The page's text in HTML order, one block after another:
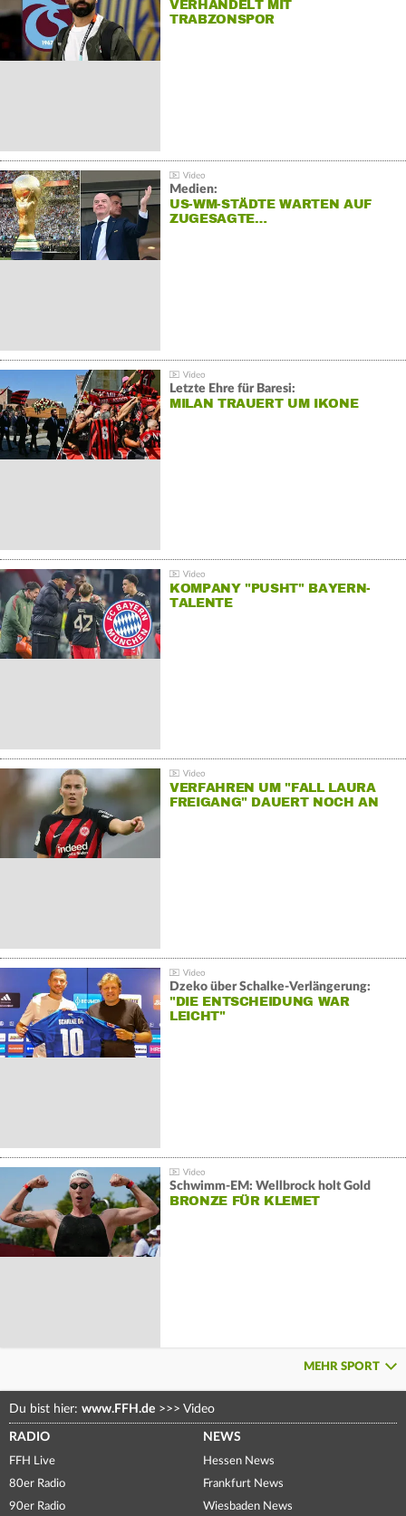
VERHANDELT MIT
TRABZONSPOR
Medien:
US-WM-STÄDTE WARTEN AUF
ZUGESAGTE…
Letzte Ehre für Baresi:
MILAN TRAUERT UM IKONE
KOMPANY "PUSHT" BAYERN-
TALENTE
VERFAHREN UM "FALL LAURA
FREIGANG" DAUERT NOCH AN
Dzeko über Schalke-Verlängerung:
"DIE ENTSCHEIDUNG WAR
LEICHT"
Schwimm-EM: Wellbrock holt Gold
BRONZE FÜR KLEMET
MEHR SPORT
Du bist hier: www.FFH.de >>> Video
RADIO
FFH Live
80er Radio
90er Radio
NEWS
Hessen News
Frankfurt News
Wiesbaden News